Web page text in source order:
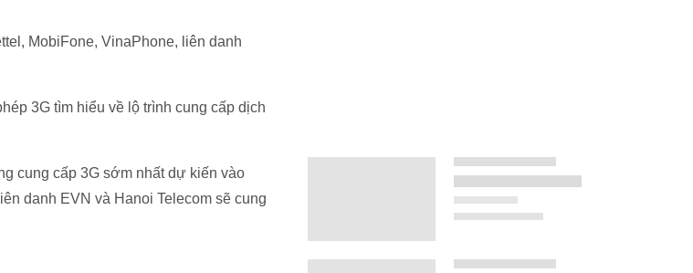
MobiFone, VinaPhone, liên danh
3G tìm hiểu về lộ trình cung cấp dịch
cung cấp 3G sớm nhất dự kiến vào
danh EVN và Hanoi Telecom sẽ cung